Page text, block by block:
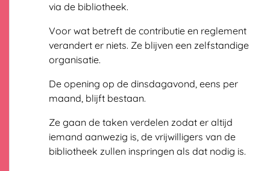
via de bibliotheek.
Voor wat betreft de contributie en reglement
verandert er niets. Ze blijven een zelfstandige
organisatie.
De opening op de dinsdagavond, eens per
maand, blijft bestaan.
Ze gaan de taken verdelen zodat er altijd
iemand aanwezig is, de vrijwilligers van de
bibliotheek zullen inspringen als dat nodig is.